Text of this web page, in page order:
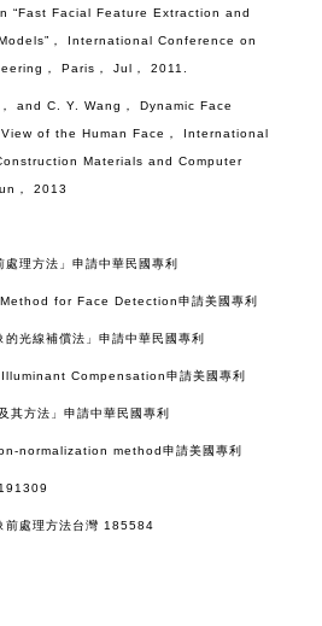
“Fast Facial Feature Extraction and
， International Conference on
， Paris， Jul， 2011.
and C. Y. Wang， Dynamic Face
of the Human Face， International
Materials and Computer
， 2013
理方法」申請中華民國專利
for Face Detection申請美國專利
光線補償法」申請中華民國專利
Compensation申請美國專利
方法」申請中華民國專利
normalization method申請美國專利
處理方法台灣 185584